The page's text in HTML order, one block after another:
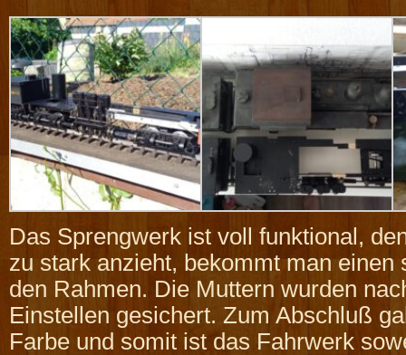
Das Sprengwerk ist voll funktional,
zu stark anzieht, bekommt man einen
den Rahmen. Die Muttern wurden
Einstellen gesichert. Zum Abschluß
Farbe und somit ist das Fahrwerk